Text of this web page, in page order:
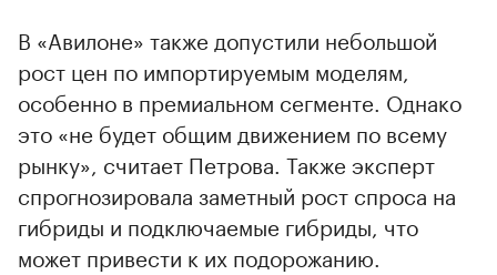
В «Авилоне» также допустили небольшой
рост цен по импортируемым моделям,
особенно в премиальном сегменте. Однако
это «не будет общим движением по всему
рынку», считает Петрова. Также эксперт
спрогнозировала заметный рост спроса на
гибриды и подключаемые гибриды, что
может привести к их подорожанию.